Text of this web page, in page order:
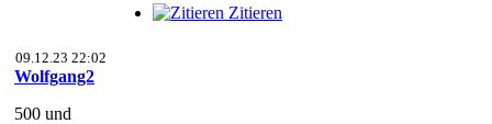
Zitieren
09.12.23 22:02
Wolfgang2
500 und